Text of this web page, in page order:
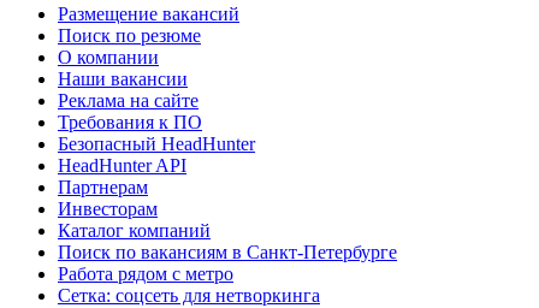
Размещение вакансий
Поиск по резюме
О компании
Наши вакансии
Реклама на сайте
Требования к ПО
Безопасный HeadHunter
HeadHunter API
Партнерам
Инвесторам
Каталог компаний
Поиск по вакансиям в Санкт-Петербурге
Работа рядом с метро
Сетка: соцсеть для нетворкинга